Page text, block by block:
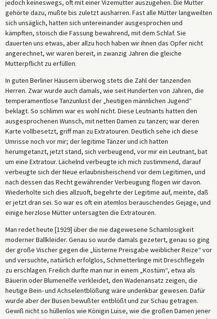
jedoch keineswegs, oft mit einer Vizemutter auszugehen. Die Mutter
gehörte dazu, mußte bis zuletzt ausharren. Fast alle Mütter langweilten
sich unsäglich, hatten sich untereinander ausgesprochen und
kämpften, stoisch die Fassung bewahrend, mit dem Schlaf. Sie
dauerten uns etwas, aber allzu hoch haben wir ihnen das Opfer nicht
angerechnet, wir waren bereit, in zwanzig Jahren die gleiche
Mutterpflicht zu erfüllen.
In guten Berliner Häusern überwog stets die Zahl der tanzenden
Herren. Zwar wurde auch damals, wie seit Hunderten von Jahren, die
temperamentlose Tanzunlust der „heutigen männlichen Jugend“
beklagt. So schlimm war es wohl nicht. Diese Leutnants hatten den
ausgesprochenen Wunsch, mit netten Damen zu tanzen; war deren
Karte vollbesetzt, griff man zu Extratouren. Deutlich sehe ich diese
Umrisse noch vor mir; der legitime Tänzer und ich hatten
herumgetanzt, jetzt stand, sich verbeugend, vor mir ein Leutnant, bat
um eine Extratour. Lächelnd verbeugte ich mich zustimmend, darauf
verbeugte sich der Neue erlaubnisheischend vor dem Legitimen, und
nach dessen das Recht gewährender Verbeugung flogen wir davon.
Wiederholte sich dies allzuoft, begehrte der Legitime auf, meinte, daß
er jetzt dran sei. So war es oft ein atemlos berauschendes Gejage, und
einige herzlose Mütter untersagten die Extratouren.
Man redet heute [1929] über die nie dagewesene Schamlosigkeit
moderner Ballkleider. Genau so wurde damals gezetert, genau so ging
der große Vischer gegen die „lüsterne Preisgabe weiblicher Reize“ vor
und versuchte, natürlich erfolglos, Schmetterlinge mit Dreschflegeln
zu erschlagen. Freilich durfte man nur in einem „Kostüm“, etwa als
Bäuerin oder Blumenelfe verkleidet, den Wadenansatz zeigen, die
heutige Bein- und Achselentblößung wäre undenkbar gewesen. Dafür
wurde aber der Busen bewußter entblößt und zur Schau getragen.
Gewiß nicht so hüllenlos wie Königin Luise, wie die großen Damen jener